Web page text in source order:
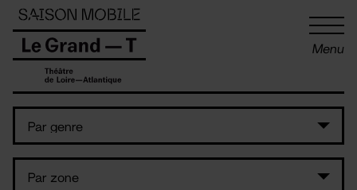
Menu
Panneau de gestion des cookies